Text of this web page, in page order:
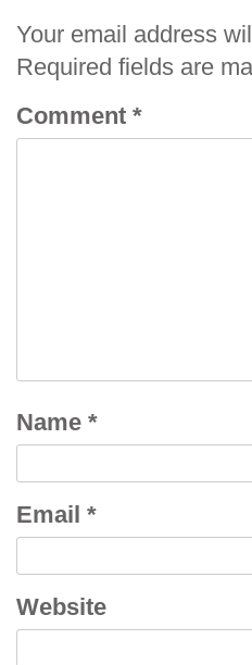
Your email address
Required fields are
Comment *
Name *
Email *
Website